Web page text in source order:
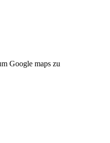
Google maps zu